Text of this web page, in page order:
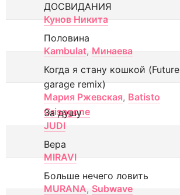
ДОСВИДАНИЯ
Кунов Никита
Половина
Kambulat, Минаева
Когда я стану кошкой (Future
garage remix)
Мария Ржевская, Batisto
Grisagone
За душу
JUDI
Вера
MIRAVI
Больше нечего ловить
MURANA, Subwave